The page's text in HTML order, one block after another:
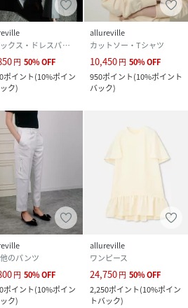
スラックス・ドレスパンツ
円 50%OFF
ポイント(10%ポイン
ク)
allureville
カットソー・Tシャツ
10,450円 50%OFF
950ポイント(10%ポイント
バック)
のパンツ
円 50%OFF
ポイント(10%ポイン
ク)
allureville
ワンピース
24,750円 50%OFF
2,250ポイント(10%ポイン
トバック)